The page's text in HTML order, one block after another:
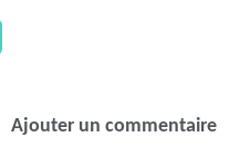
Ajouter un commentaire